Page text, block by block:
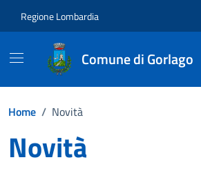
Regione Lombardia
Comune di Gorlago
Home / Novità
Novità